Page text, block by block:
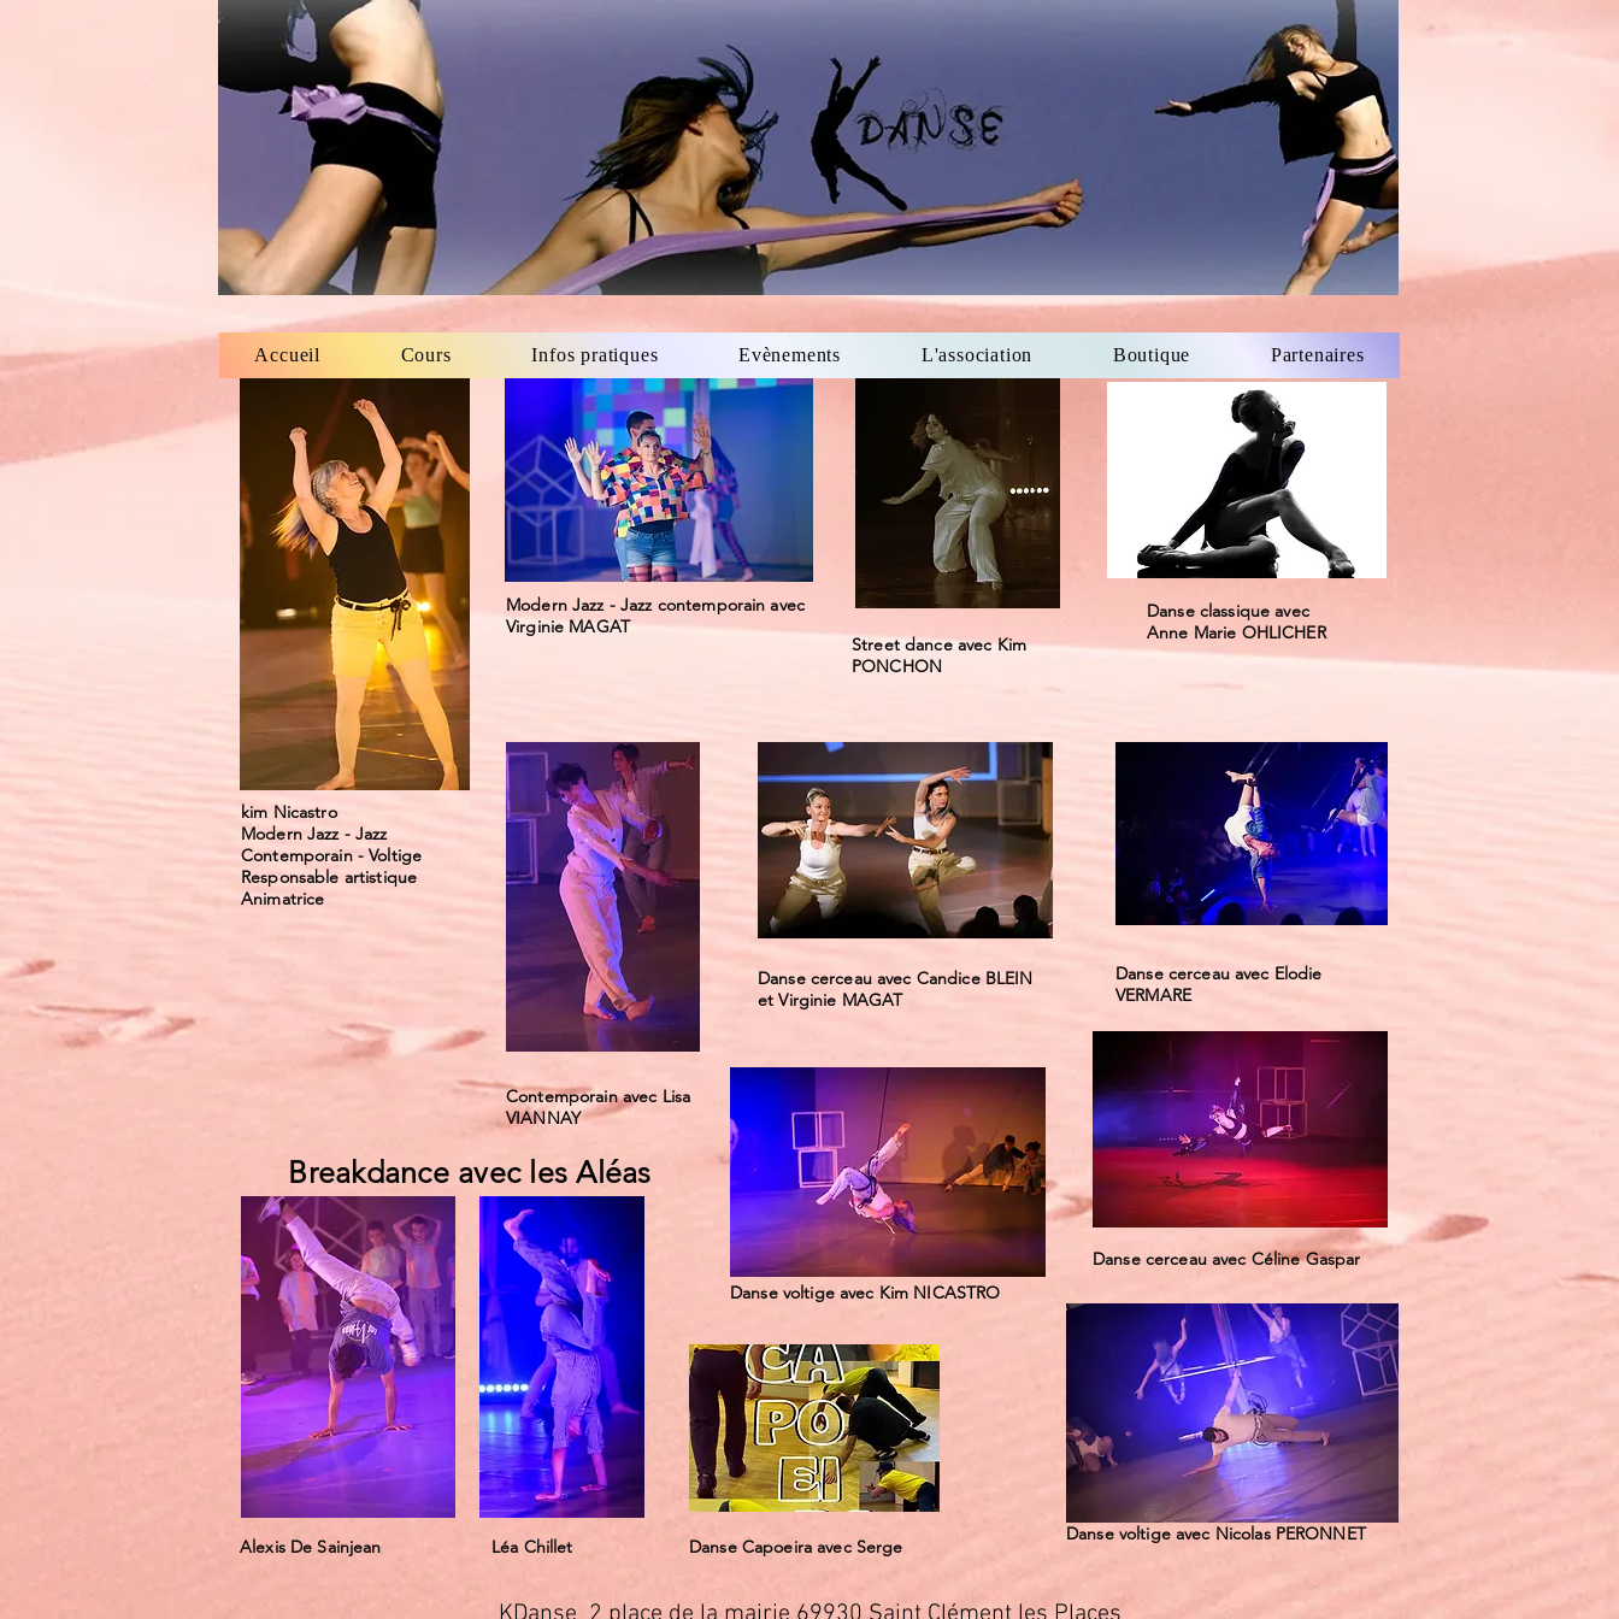
kim Nicastro
Modern Jazz - Jazz
Contemporain - Voltige
Responsable artistique
Animatrice
Modern Jazz - Jazz contemporain avec
Virginie MAGAT
Street dance avec Kim
PONCHON
Danse cerceau avec Candice BLEIN
et Virginie MAGAT
Contemporain avec Lisa
VIANNAY
Danse classique avec
Anne Marie OHLICHER
Danse cerceau avec Elodie
VERMARE
Breakdance avec les Aléas
Alexis De Sainjean Léa Chillet
Danse cerceau avec Céline Gaspar
Danse voltige avec Kim NICASTRO
Danse Capoeira avec Serge
Danse voltige avec Nicolas PERONNET
Accueil Cours Infos pratiques Evènements L'association Boutique Partenaires